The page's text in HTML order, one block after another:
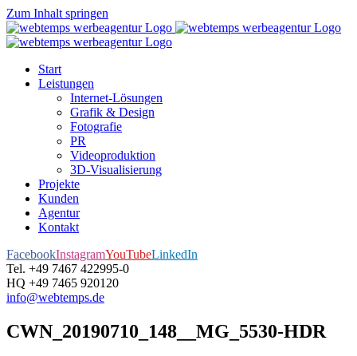
Zum Inhalt springen
Start
Leistungen
Internet-Lösungen
Grafik & Design
Fotografie
PR
Videoproduktion
3D-Visualisierung
Projekte
Kunden
Agentur
Kontakt
FacebookInstagramYouTubeLinkedIn
Tel. +49 7467 422995-0
HQ +49 7465 920120
info@webtemps.de
CWN_20190710_148__MG_5530-HDR